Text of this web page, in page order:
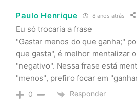
Paulo Henrique 8 anos atrás
Eu só trocaria a frase
"Gastar menos do que ganha;"
que gasta", é melhor mentalizar
"negativo". Nessa frase está
"menos", prefiro focar em
0 Responder